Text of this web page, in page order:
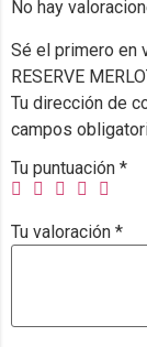
No hay
Sé el primero en
RESERVE
Tu dirección de
campos
Tu puntuación *
Tu valoración *